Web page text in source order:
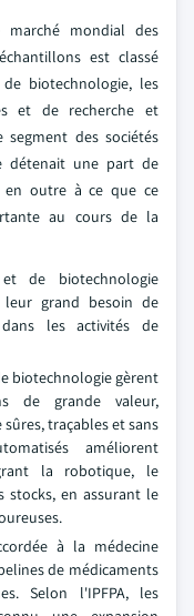
mondial des
est classé
biotechnologie, les
et de recherche et
des sociétés
détenait une part de
en outre à ce que ce
au cours de la
et de biotechnologie
grand besoin de
les activités de
biotechnologie gèrent
de grande valeur,
traçables et sans
améliorent
la robotique, le
en assurant le
à la médecine
de médicaments
Selon l'IPFPA, les